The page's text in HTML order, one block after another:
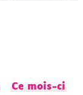
Ce mois-ci